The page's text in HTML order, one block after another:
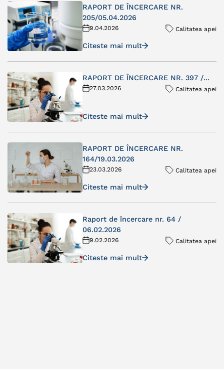
RAPORT DE ÎNCERCARE NR.
205/05.04.2026
9.04.2026 Calitatea apei
Citeste mai mult
RAPORT DE ÎNCERCARE NR. 397 /...
27.03.2026 Calitatea apei
Citeste mai mult
RAPORT DE ÎNCERCARE NR.
164/19.03.2026
23.03.2026 Calitatea apei
Citeste mai mult
Raport de încercare nr. 64 /
06.02.2026
9.02.2026 Calitatea apei
Citeste mai mult